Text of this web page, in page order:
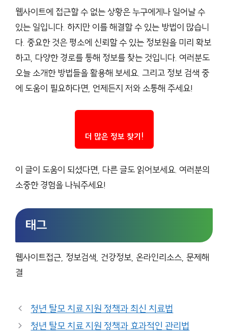
웹사이트에 접근할 수 없는 상황은 누구에게나 일어날 수
있는 일입니다. 하지만 이를 해결할 수 있는 방법이 많습니
다. 중요한 것은 평소에 신뢰할 수 있는 정보원을 미리 확보
하고, 다양한 경로를 통해 정보를 찾는 것입니다. 여러분도
오늘 소개한 방법들을 활용해 보세요. 그리고 정보 검색 중
에 도움이 필요하다면, 언제든지 저와 소통해 주세요!
더 많은 정보 찾기!
이 글이 도움이 되셨다면, 다른 글도 읽어보세요. 여러분의
소중한 경험을 나눠주세요!
태그
웹사이트접근, 정보검색, 건강정보, 온라인리소스, 문제해
결
청년 탈모 치료 지원 정책과 최신 치료법
청년 탈모 치료 지원 정책과 효과적인 관리법